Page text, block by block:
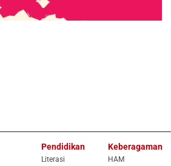
Pendidikan
Literasi
Keberagaman
HAM